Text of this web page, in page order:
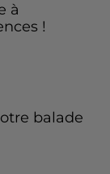
à
!
balade